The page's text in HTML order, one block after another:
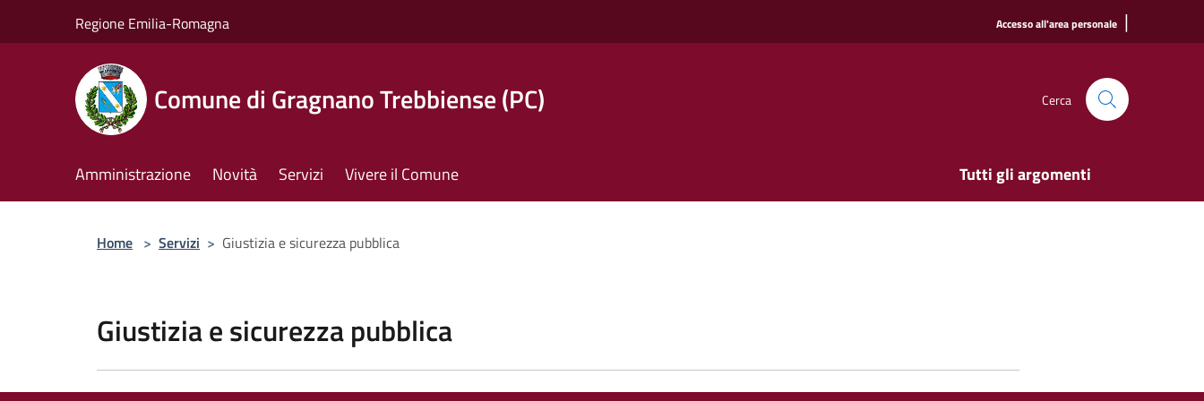
Regione Emilia-Romagna Accesso all'area personale |
Comune di Gragnano Trebbiense (PC) Cerca
Amministrazione Novità Servizi Vivere il Comune Tutti gli argomenti
Home > Servizi > Giustizia e sicurezza pubblica
Giustizia e sicurezza pubblica